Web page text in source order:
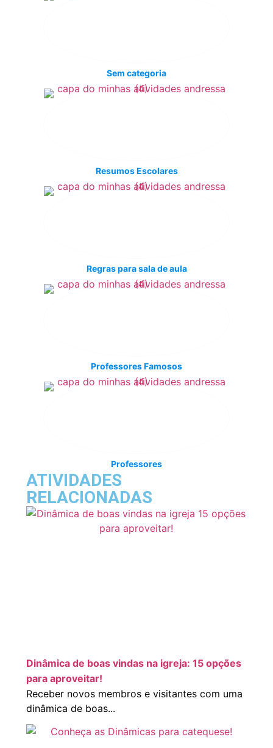
Sem categoria
Resumos Escolares
Regras para sala de aula
Professores Famosos
Professores
ATIVIDADES
RELACIONADAS
Dinâmica de boas vindas na igreja: 15 opções
para aproveitar!
Receber novos membros e visitantes com uma
dinâmica de boas...